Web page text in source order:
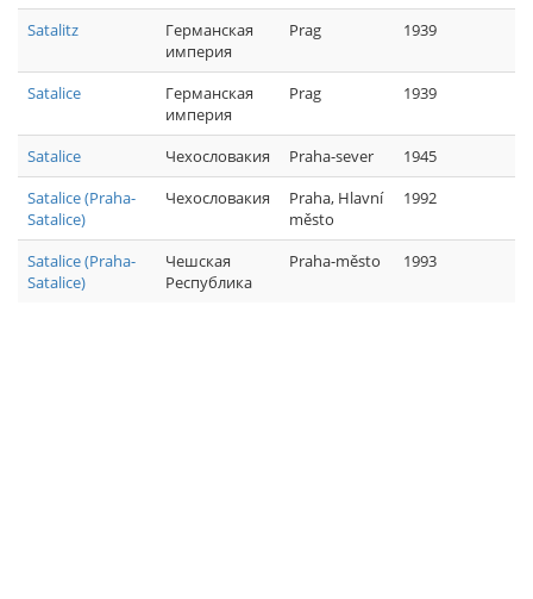
Satalitz
Германская
империя
Prag 1939
Satalice
Германская
империя
Prag 1939
Satalice Чехословакия Praha-sever
1945
Satalice (Praha-
Satalice)
Чехословакия
Praha, Hlavní
město
1992
Satalice (Praha-
Satalice)
Чешская
Республика
Praha-město 1993